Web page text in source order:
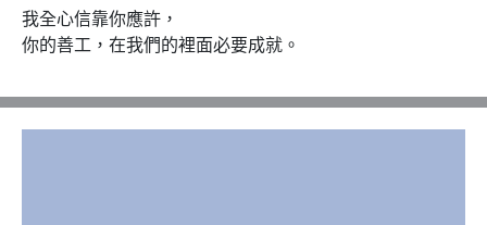
我全心信靠你應許，
你的善工，在我們的裡面必要成就。